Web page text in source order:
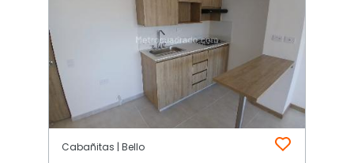
Cabañitas | Bello